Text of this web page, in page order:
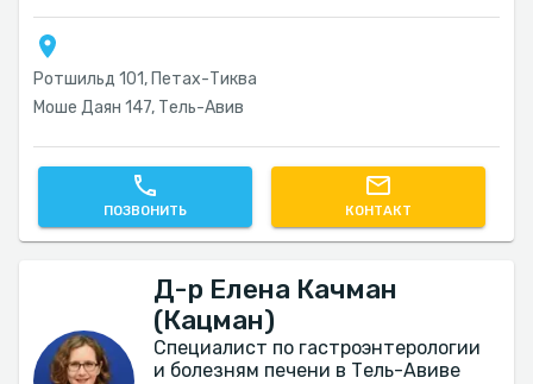
Ротшильд 101, Петах-Тиква
Моше Даян 147, Тель-Авив‎
ПОЗВОНИТЬ КОНТАКТ
Д-р Елена Качман
(Кацман)
Специалист по гастроэнтерологии
и болезням печени в Тель-Авиве